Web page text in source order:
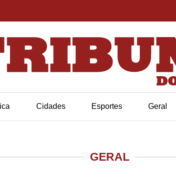
Cidades Esportes Geral
GERAL